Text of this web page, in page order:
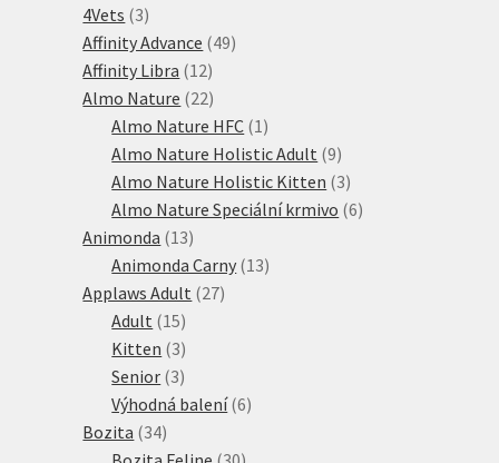
4Vets 33
produkty
Affinity Advance 4949
Affinity Libra 1212
produktů
Almo Nature 2222
produktů
Almo Nature HFC 1 1
produkt
Almo Nature Holistic Adult 99
produktů
Almo Nature Holistic Kitten 33
produkty
Almo Nature Speciální krmivo 66
Animonda 1313
produktů
Animonda Carny 1313
Applaws Adult 2727
Adult 1515
produktů
Kitten 33
produkty
Senior 33
produkty
Výhodná balení 66
Bozita 3434
produktů 30